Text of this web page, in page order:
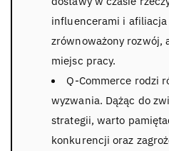
influencerami i
zrównoważony rozwój,
miejsc pracy.
Q-Commerce rodzi
wyzwania. Dążąc do
strategii, warto
konkurencji oraz